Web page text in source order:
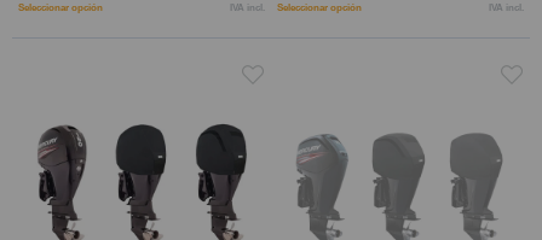
Seleccionar opción IVA incl. Seleccionar opción IVA incl.